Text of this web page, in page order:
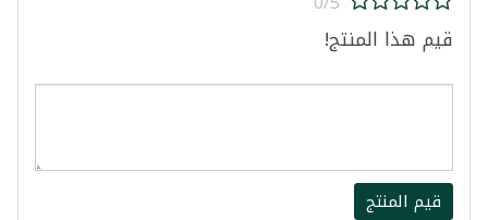
قيم هذا المنتج!
قيم المنتج